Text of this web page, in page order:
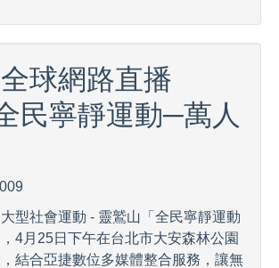
球網路直播
全民寧靜運動─萬人
型社會運動 - 靈鷲山「全民寧靜運動
4月25日下午在台北市大安森林公園
結合亞捷數位多媒體整合服務，讓無